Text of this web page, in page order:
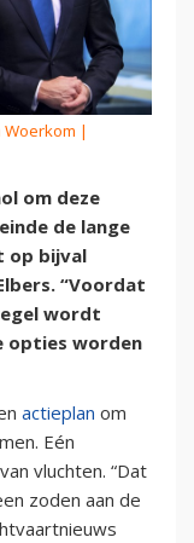
Woerkom |
om deze
de lange
op bijval
“Voordat
wordt
opties worden
actieplan om
Eén
vluchten. “Dat
zoden aan de